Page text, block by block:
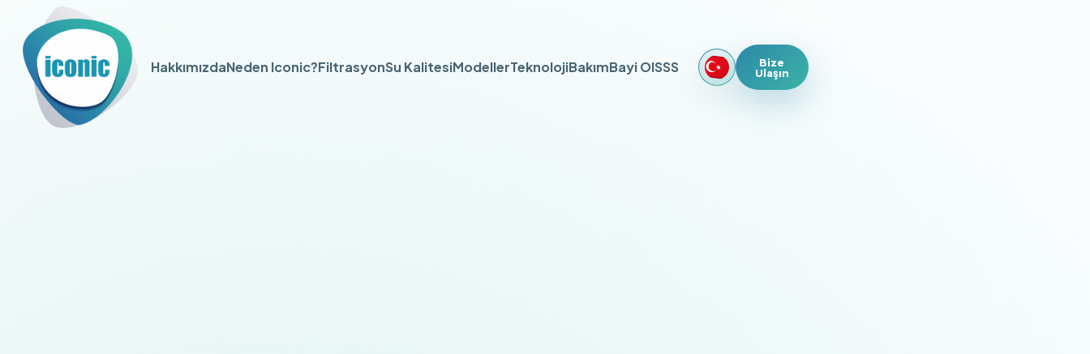
HakkımızdaNeden Iconic?FiltrasyonSu KalitesiModellerTeknolojiBakımBayi OlSSS Bize
Ulaşın